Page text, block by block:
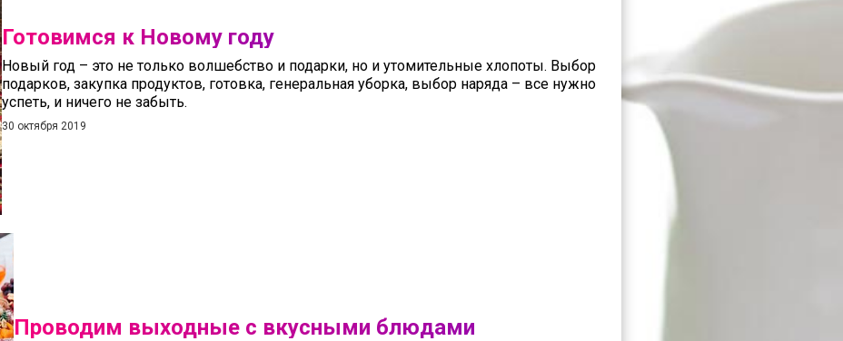
Готовимся к Новому году
Новый год – это не только волшебство и подарки, но и утомительные хлопоты. Выбор
подарков, закупка продуктов, готовка, генеральная уборка, выбор наряда – все нужно
успеть, и ничего не забыть.
30 октября 2019
Проводим выходные с вкусными блюдами